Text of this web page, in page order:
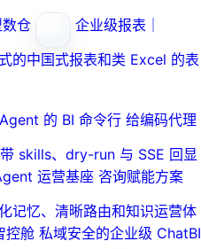
仓
企业级报表｜
的中国式报表和类 Excel 的表
的 BI 命令行 给编码代理
skills、dry-run 与 SSE 回显
运营基座 咨询赋能方案
忆、清晰路由和知识运营体
控舱 私域安全的企业级 ChatBI